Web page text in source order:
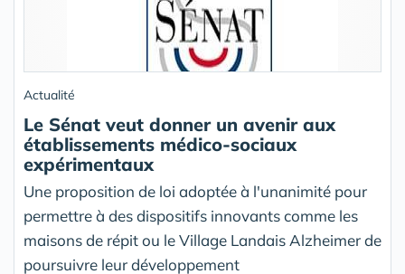
Actualité
Le Sénat veut donner un avenir aux
établissements médico-sociaux
expérimentaux
Une proposition de loi adoptée à l'unanimité pour
permettre à des dispositifs innovants comme les
maisons de répit ou le Village Landais Alzheimer de
poursuivre leur développement